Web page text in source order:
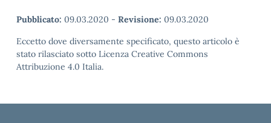
Pubblicato: 09.03.2020 - Revisione: 09.03.2020
Eccetto dove diversamente specificato, questo articolo è
stato rilasciato sotto Licenza Creative Commons
Attribuzione 4.0 Italia.